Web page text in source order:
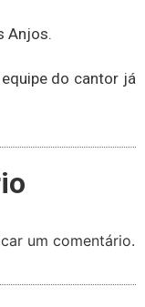
Anjos.
do cantor já
um comentário.